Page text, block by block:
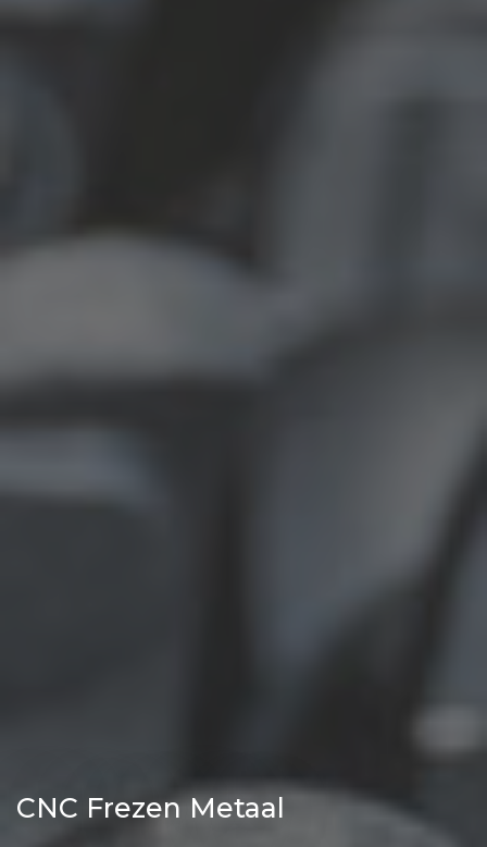
CNC Frezen Metaal